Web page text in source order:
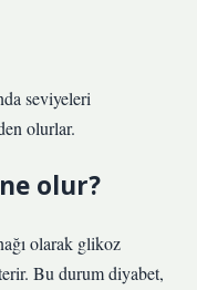
seviyeleri
olurlar.
olur?
olarak glikoz
Bu durum diyabet,